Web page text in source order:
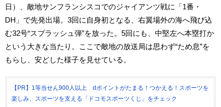
日）、敵地サンフランシスコでのジャイアンツ戦に「1番・
DH」で先発出場。3回に自身初となる、右翼場外の海へ飛び込
む32号“スプラッシュ弾”を放った。5回にも、中堅左へ本塁打か
という大きな当たり。ここで敵地の放送局は思わず“ため息”を
もらし、安どした様子を見せている。
【PR】1等当せん900人以上 dポイントがたまる！つかえる！スポーツを
楽しみ、スポーツを支える「ドコモスポーツくじ」をチェック